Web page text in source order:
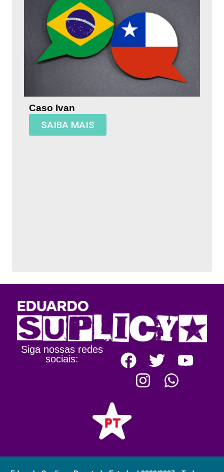
Caso Ivan
SAIBA MAIS
Siga nossas redes
sociais: